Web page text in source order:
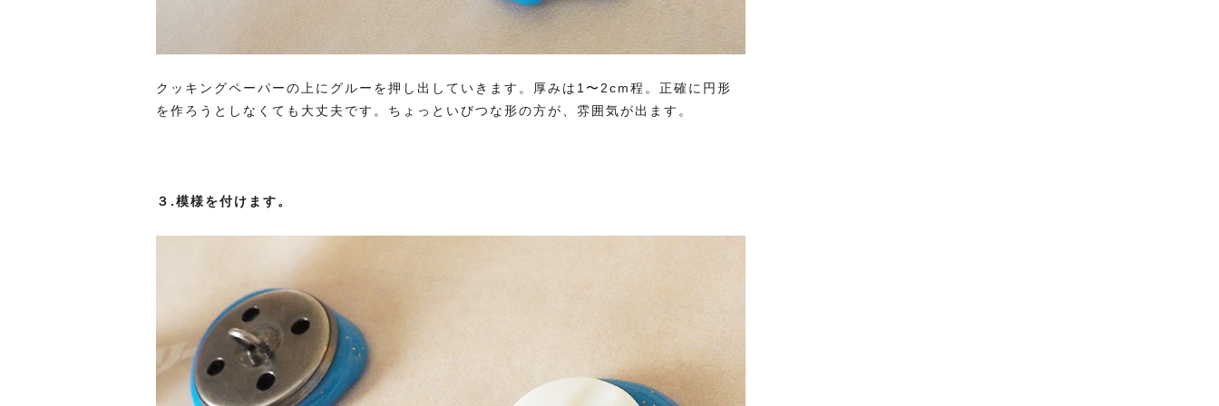
クッキングペーパーの上にグルーを押し出していきます。厚みは1〜2cm程。正確に円形
を作ろうとしなくても大丈夫です。ちょっといびつな形の方が、雰囲気が出ます。
３.模様を付けます。